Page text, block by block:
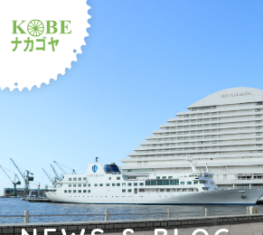
ルショップナカゴヤ